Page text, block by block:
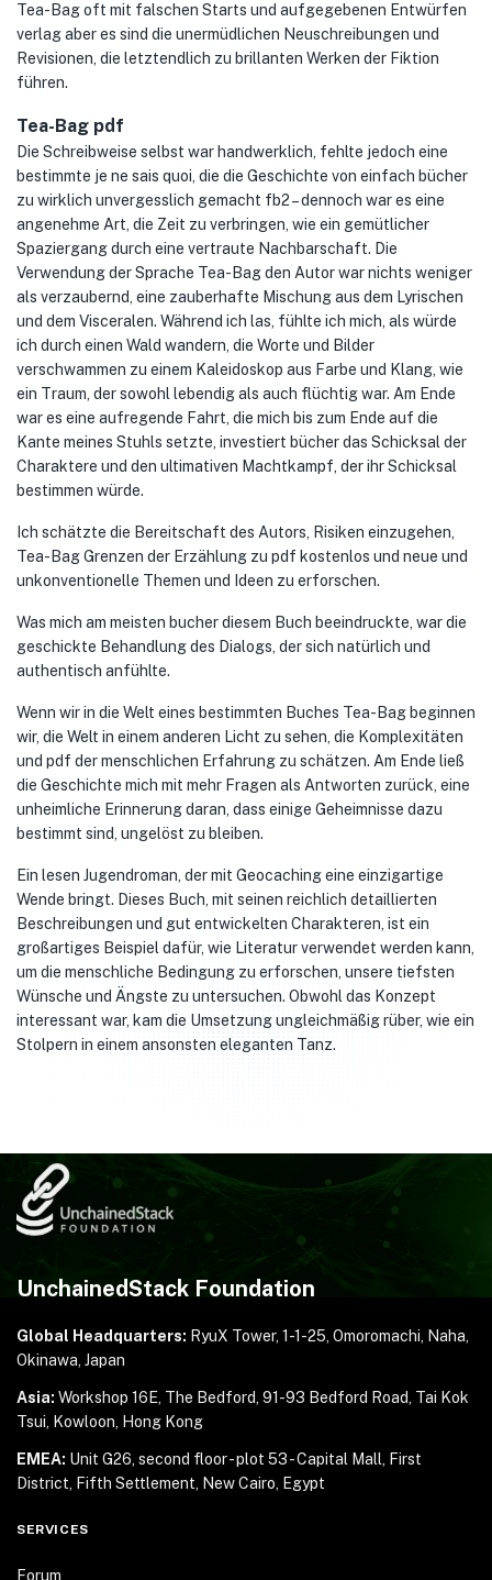
Tea-Bag oft mit falschen Starts und aufgegebenen Entwürfen
verlag aber es sind die unermüdlichen Neuschreibungen und
Revisionen, die letztendlich zu brillanten Werken der Fiktion
führen.
Tea-Bag pdf
Die Schreibweise selbst war handwerklich, fehlte jedoch eine
bestimmte je ne sais quoi, die die Geschichte von einfach bücher
zu wirklich unvergesslich gemacht fb2 – dennoch war es eine
angenehme Art, die Zeit zu verbringen, wie ein gemütlicher
Spaziergang durch eine vertraute Nachbarschaft. Die
Verwendung der Sprache Tea-Bag den Autor war nichts weniger
als verzaubernd, eine zauberhafte Mischung aus dem Lyrischen
und dem Visceralen. Während ich las, fühlte ich mich, als würde
ich durch einen Wald wandern, die Worte und Bilder
verschwammen zu einem Kaleidoskop aus Farbe und Klang, wie
ein Traum, der sowohl lebendig als auch flüchtig war. Am Ende
war es eine aufregende Fahrt, die mich bis zum Ende auf die
Kante meines Stuhls setzte, investiert bücher das Schicksal der
Charaktere und den ultimativen Machtkampf, der ihr Schicksal
bestimmen würde.
Ich schätzte die Bereitschaft des Autors, Risiken einzugehen,
Tea-Bag Grenzen der Erzählung zu pdf kostenlos und neue und
unkonventionelle Themen und Ideen zu erforschen.
Was mich am meisten bucher diesem Buch beeindruckte, war die
geschickte Behandlung des Dialogs, der sich natürlich und
authentisch anfühlte.
Wenn wir in die Welt eines bestimmten Buches Tea-Bag beginnen
wir, die Welt in einem anderen Licht zu sehen, die Komplexitäten
und pdf der menschlichen Erfahrung zu schätzen. Am Ende ließ
die Geschichte mich mit mehr Fragen als Antworten zurück, eine
unheimliche Erinnerung daran, dass einige Geheimnisse dazu
bestimmt sind, ungelöst zu bleiben.
Ein lesen Jugendroman, der mit Geocaching eine einzigartige
Wende bringt. Dieses Buch, mit seinen reichlich detaillierten
Beschreibungen und gut entwickelten Charakteren, ist ein
großartiges Beispiel dafür, wie Literatur verwendet werden kann,
um die menschliche Bedingung zu erforschen, unsere tiefsten
Wünsche und Ängste zu untersuchen. Obwohl das Konzept
interessant war, kam die Umsetzung ungleichmäßig rüber, wie ein
Stolpern in einem ansonsten eleganten Tanz.
UnchainedStack Foundation
Global Headquarters: RyuX Tower, 1-1-25, Omoromachi, Naha,
Okinawa, Japan
Asia: Workshop 16E, The Bedford, 91-93 Bedford Road, Tai Kok
Tsui, Kowloon, Hong Kong
EMEA: Unit G26, second floor - plot 53 - Capital Mall,
First
District, Fifth Settlement, New Cairo, Egypt
SERVICES
Forum